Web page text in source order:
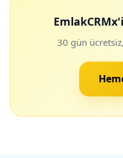
30 gün